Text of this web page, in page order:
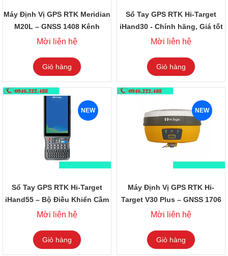
Máy Định Vị GPS RTK Meridian
M20L – GNSS 1408 Kênh
Mời liên hệ
Giỏ hàng
Sổ Tay GPS RTK Hi-Target
iHand30 - Chính hãng, Giá tốt
Mời liên hệ
Giỏ hàng
NEW
Sổ Tay GPS RTK Hi-Target
iHand55 – Bộ Điều Khiển Cầm
Tay Chuyên Nghiệp
Mời liên hệ
Giỏ hàng
NEW
Máy Định Vị GPS RTK Hi-
Target V30 Plus – GNSS 1706
Kênh
Mời liên hệ
Giỏ hàng